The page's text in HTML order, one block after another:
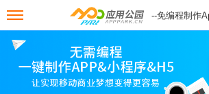
--免编程制作